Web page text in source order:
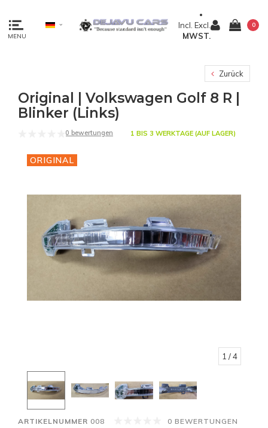
MENU
Incl. Excl.
MWST.
0
Zurück
Original | Volkswagen Golf 8 R |
Blinker (Links)
0 bewertungen 1 BIS 3 WERKTAGE (AUF LAGER)
ORIGINAL
1 / 4
ARTIKELNUMMER 008 0 BEWERTUNGEN